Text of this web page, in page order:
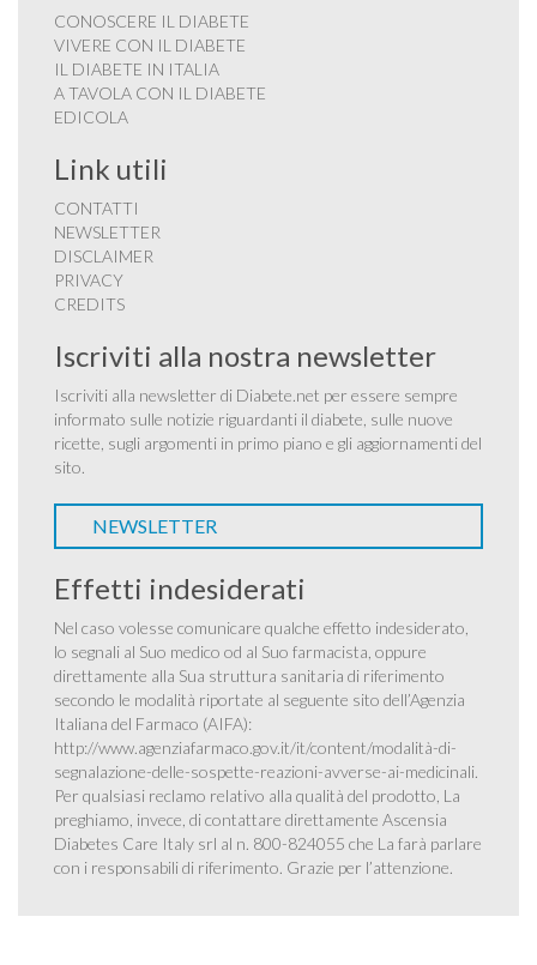
CONOSCERE IL DIABETE
VIVERE CON IL DIABETE
IL DIABETE IN ITALIA
A TAVOLA CON IL DIABETE
EDICOLA
Link utili
CONTATTI
NEWSLETTER
DISCLAIMER
PRIVACY
CREDITS
Iscriviti alla nostra newsletter
Iscriviti alla newsletter di Diabete.net per essere sempre
informato sulle notizie riguardanti il diabete, sulle nuove
ricette, sugli argomenti in primo piano e gli aggiornamenti del
sito.
NEWSLETTER
Effetti indesiderati
Nel caso volesse comunicare qualche effetto indesiderato,
lo segnali al Suo medico od al Suo farmacista, oppure
direttamente alla Sua struttura sanitaria di riferimento
secondo le modalità riportate al seguente sito dell’Agenzia
Italiana del Farmaco (AIFA):
http://www.agenziafarmaco.gov.it/it/content/modalità-di-
segnalazione-delle-sospette-reazioni-avverse-ai-medicinali.
Per qualsiasi reclamo relativo alla qualità del prodotto, La
preghiamo, invece, di contattare direttamente Ascensia
Diabetes Care Italy srl al n. 800-824055 che La farà parlare
con i responsabili di riferimento. Grazie per l’attenzione.